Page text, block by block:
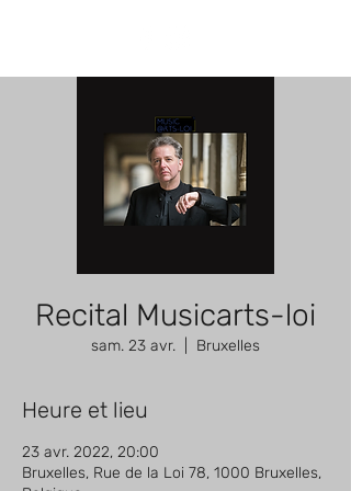
Recital Musicarts-loi
sam. 23 avr. Bruxelles
Heure et lieu
23 avr. 2022, 20:00
Bruxelles, Rue de la Loi 78, 1000 Bruxelles,